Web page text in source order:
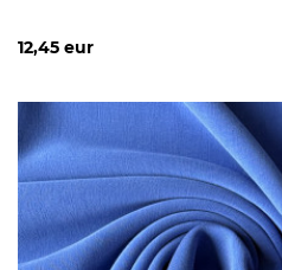
12,45 eur